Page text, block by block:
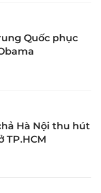
Quốc phục
Hà Nội thu hút
TP.HCM